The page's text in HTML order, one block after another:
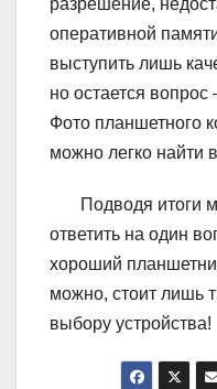
разрешение,
оперативной
выступить лишь
но остается
Фото планшетного
можно легко найти
Подводя итоги
ответить на один
хороший
можно, стоит лишь
выбору устройства!